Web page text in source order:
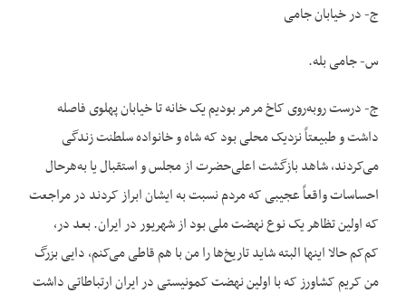
ج- در خیابان جامی
س- جامی بله.
ج- درست روبه‌روی کاخ مرمر بودیم یک خانه تا خیابان پهلوی فاصله
داشت و طبیعتاً نزدیک محلی بود که شاه و خانواده سلطنت زندگی
می‌کردند، شاهد بازگشت اعلی‌حضرت از مجلس و استقبال یا به‌هرحال
احساسات واقعاً عجیبی که مردم نسبت به ایشان ابراز کردند در مراجعت
که اولین تظاهر یک نوع نهضت ملی بود از شهریور در ایران. بعد در،
کم‌کم حالا اینها البته شاید تاریخ‌ها را من با هم قاطی می‌کنم، دایی بزرگ
من کریم کشاورز که با اولین نهضت کمونیستی در ایران ارتباطاتی داشت